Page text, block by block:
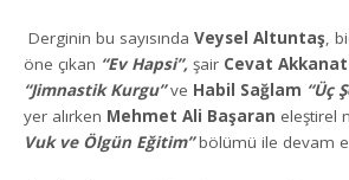
Derginin bu sayısındaVeysel Altuntaş,
öne çıkan “Ev Hapsi”,şair Cevat Akkanat
“Jimnastik Kurgu”ve Habil Sağlam “Üç
yer alırken Mehmet Ali Başaran eleştirel
Vuk ve Ölgün Eğitim”bölümü ile devam